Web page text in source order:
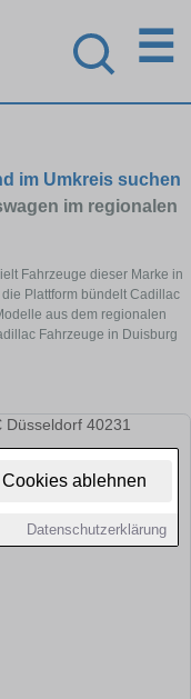
ablehnen
Datenschutzerklärung
☰
im Umkreis suchen
im regionalen
Fahrzeuge dieser Marke in
Plattform bündelt Cadillac
aus dem regionalen
Fahrzeuge in Duisburg